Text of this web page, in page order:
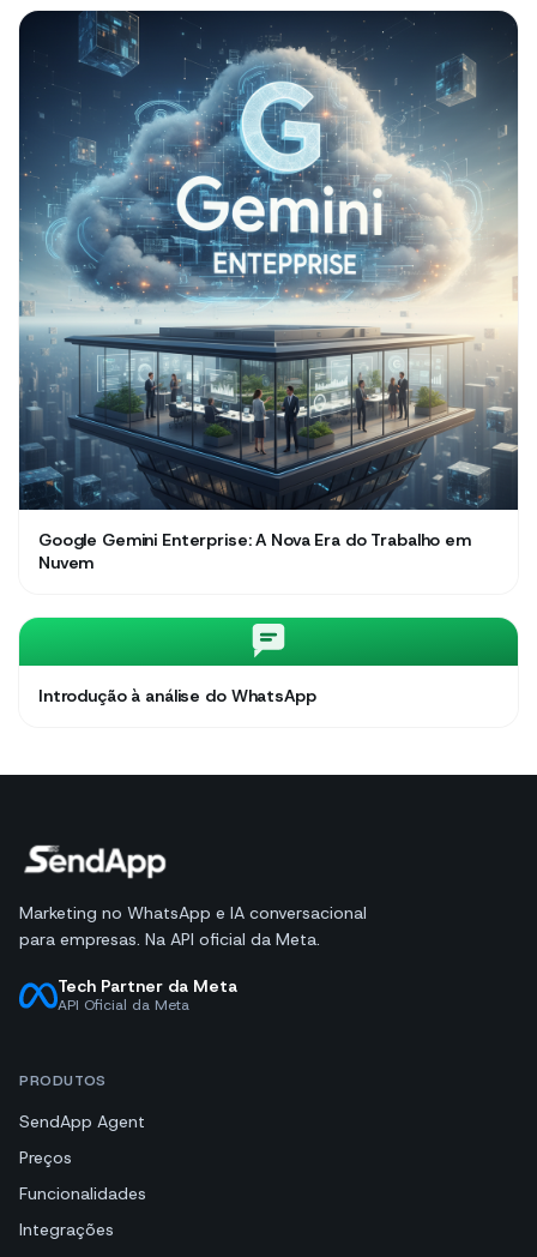
Google Gemini Enterprise: A Nova Era do Trabalho em
Nuvem
Introdução à análise do WhatsApp
Marketing no WhatsApp e IA conversacional
para empresas. Na API oficial da Meta.
Tech Partner da Meta
API Oficial da Meta
PRODUTOS
SendApp Agent
Preços
Funcionalidades
Integrações